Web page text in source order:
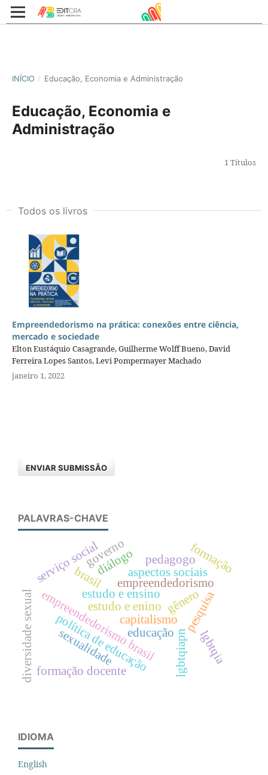
INÍCIO / Educação, Economia e Administração
Educação, Economia e
Administração
1 Títulos
Todos os livros
Empreendedorismo na prática: conexões entre ciência,
mercado e sociedade
Elton Eustáquio Casagrande, Guilherme Wolff Bueno, David
Ferreira Lopes Santos, Levi Pompermayer Machado
janeiro 1, 2022
ENVIAR SUBMISSÃO
PALAVRAS-CHAVE
empreendedorismo
aspectos sociais
brasil
estudo e enino
empreendedorismo brasil
serviço social
educação
política de educação pesquisa
diversidade sexual lgbtqiapn
formação docente
capitalismo
sexualidade
gênero
estudo e ensino
diálogo
governo formação
lgbtqia
pedagogo
IDIOMA
English